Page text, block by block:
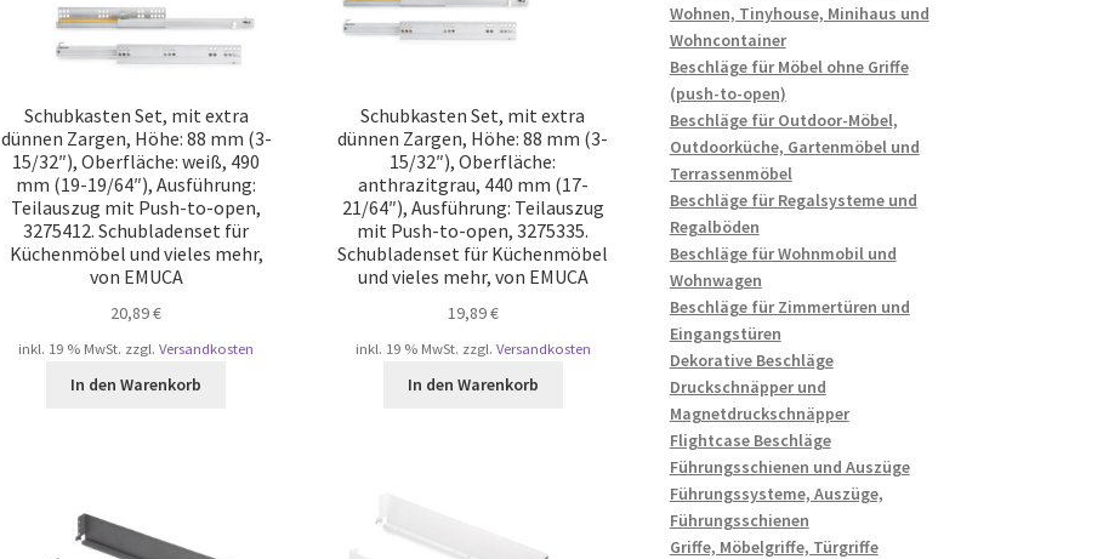
Schubkasten Set, mit extra
dünnen Zargen, Höhe: 88 mm (3-
15/32″), Oberfläche: weiß, 490
mm (19-19/64″), Ausführung:
Teilauszug mit Push-to-open,
3275412. Schubladenset für
Küchenmöbel und vieles mehr,
von EMUCA
20,89€
inkl. 19 % MwSt. zzgl.Versandkosten
In den Warenkorb
Schubkasten Set, mit extra
dünnen Zargen, Höhe: 88 mm (3-
15/32″), Oberfläche:
anthrazitgrau, 440 mm (17-
21/64″), Ausführung: Teilauszug
mit Push-to-open, 3275335.
Schubladenset für Küchenmöbel
und vieles mehr, von EMUCA
19,89€
inkl. 19 % MwSt. zzgl. Versandkosten
In den Warenkorb
Wohnen, Tinyhouse, Minihaus und
Wohncontainer
Beschläge für Möbel ohne Griffe
(push-to-open)
Beschläge für Outdoor-Möbel,
Outdoorküche, Gartenmöbel und
Terrassenmöbel
Beschläge für Regalsysteme und
Regalböden
Beschläge für Wohnmobil und
Wohnwagen
Beschläge für Zimmertüren und
Eingangstüren
Dekorative Beschläge
Druckschnäpper und
Magnetdruckschnäpper
Flightcase Beschläge
Führungsschienen und Auszüge
Führungssysteme, Auszüge,
Führungsschienen
Griffe, Möbelgriffe, Türgriffe